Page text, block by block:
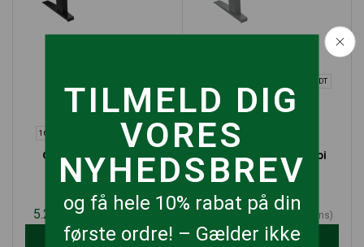
TILMELD DIG
VORES
NYHEDSBREV
og få hele 10% rabat på din
første ordre! – Gælder ikke
160X100 200X100
Conset 501-11 med
mavebue
ConSet
5.293,80 kr.
VÆLG MULIGHEDER
VENSTREVENDT
Conset 501-11 kombi
bord
ConSet
5.672,70kr. (ekskl. moms)
VÆLG MULIGHEDER